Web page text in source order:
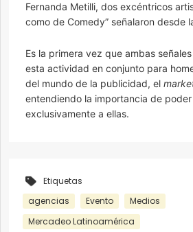
Fernanda Metilli, dos excéntricos
como de Comedy” señalaron desde
Es la primera vez que ambas
esta actividad en conjunto para
del mundo de la publicidad, el
entendiendo la importancia de
exclusivamente a ellas.
Etiquetas
agencias
Evento
Medios
Mercadeo Latinoamérica